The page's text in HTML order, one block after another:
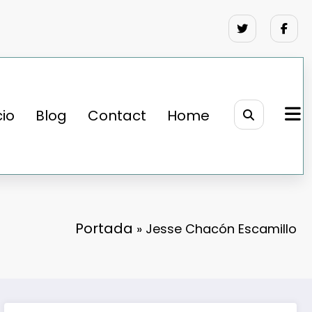
Blog Contact Home
Portada » Jesse Chacón Escamillo